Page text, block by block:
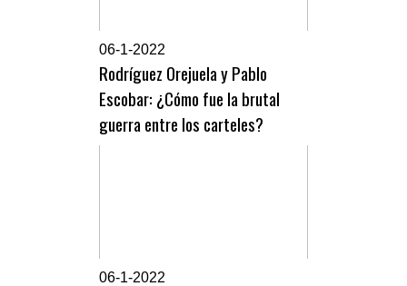
06-1-2022
Rodríguez Orejuela y Pablo
Escobar: ¿Cómo fue la brutal
guerra entre los carteles?
06-1-2022